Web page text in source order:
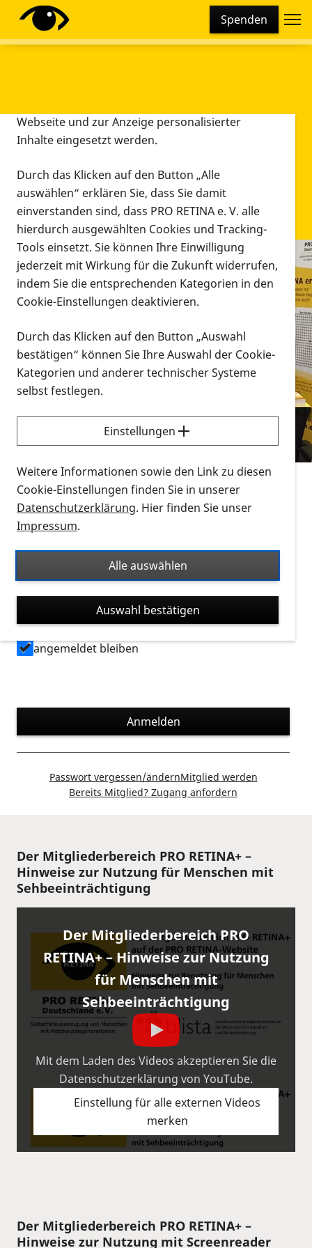
Spenden
Willkommen im Mitgliederbereich
Willkommen im
Mitgliederbereich
Vorlesen
Exklusiver Mitgliederinhalt
Noch nicht angemeldet? Dann jetzt Mitglied werden
und Ihren persönlichen Zugang zu allen PRO
Anmelden
Benutzername = E-Mail-Adresse
Passwort
angemeldet bleiben
Anmelden
Passwort vergessen/ändernMitglied werden
Bereits Mitglied? Zugang anfordern
Der Mitgliederbereich PRO RETINA+ –
Hinweise zur Nutzung für Menschen mit
Sehbeeinträchtigung
Der Mitgliederbereich PRO
RETINA+ – Hinweise zur Nutzung
für Menschen mit
Sehbeeinträchtigung
Mit dem Laden des Videos akzeptieren Sie die
Datenschutzerklärung von YouTube.
Einstellung für alle externen Videos
merken
Der Mitgliederbereich PRO RETINA+ –
Hinweise zur Nutzung mit Screenreader
Diese Webseite setzt verschiedene Cookies und
Tracking-Tools ein. Dies beinhaltet Cookies und
Webseite und zur Anzeige personalisierter
Inhalte eingesetzt werden.
Durch das Klicken auf den Button „Alle
auswählen“ erklären Sie, dass Sie damit
einverstanden sind, dass PRO RETINA e. V. alle
hierdurch ausgewählten Cookies und Tracking-
Tools einsetzt. Sie können Ihre Einwilligung
jederzeit mit Wirkung für die Zukunft widerrufen,
indem Sie die entsprechenden Kategorien in den
Cookie-Einstellungen deaktivieren.
Durch das Klicken auf den Button „Auswahl
bestätigen“ können Sie Ihre Auswahl der Cookie-
Kategorien und anderer technischer Systeme
selbst festlegen.
Einstellungen
Weitere Informationen sowie den Link zu diesen
Cookie-Einstellungen finden Sie in unserer
Datenschutzerklärung. Hier finden Sie unser
Impressum.
Alle auswählen
Auswahl bestätigen